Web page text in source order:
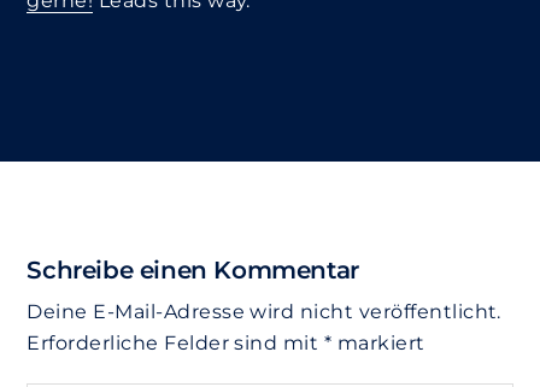
Schreibe einen Kommentar
Deine E-Mail-Adresse wird nicht veröffentlicht.
Erforderliche Felder sind mit * markiert